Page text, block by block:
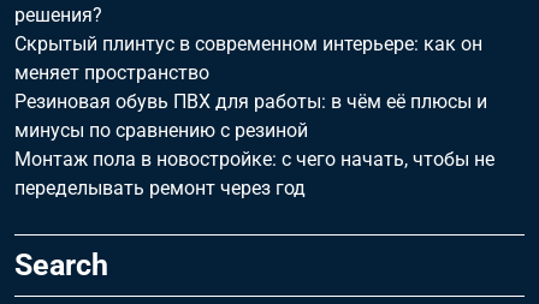
решения?
Скрытый плинтус в современном интерьере: как он
меняет пространство
Резиновая обувь ПВХ для работы: в чём её плюсы и
минусы по сравнению с резиной
Монтаж пола в новостройке: с чего начать, чтобы не
переделывать ремонт через год
Search